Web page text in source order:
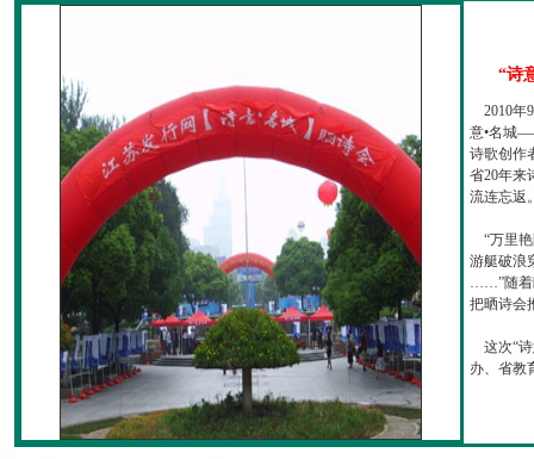
“诗
2010年
意•名城
诗歌创作
省20年来
流连忘返
“万里艳
游艇破浪
……”随着
把晒诗会
这次“诗
办、省教